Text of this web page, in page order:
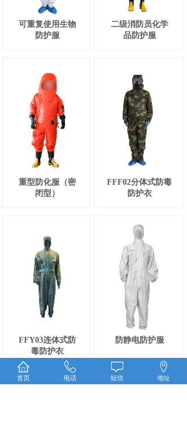
可重复使用生物
防护服
二级消防员化学
品防护服
重型防化服（密
闭型）
FFF02分体式防毒
防护衣
FFY03连体式防
毒防护衣
防静电防护服
首页 电话 短信 地址